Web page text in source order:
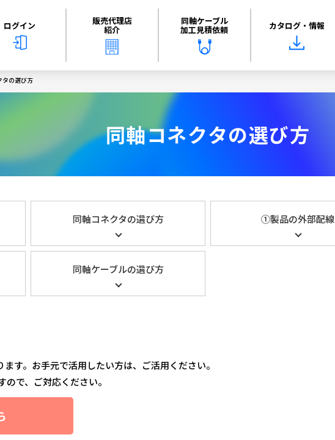
ログイン 販売代理店
紹介
同軸ケーブル
加工見積依頼 カタログ・情報
タの選び方
同軸コネクタの選び方
同軸コネクタの選び方 ①製品の外部配線
同軸ケーブルの選び方
す。お手元で活用したい方は、ご活用ください。
ので、ご対応ください。